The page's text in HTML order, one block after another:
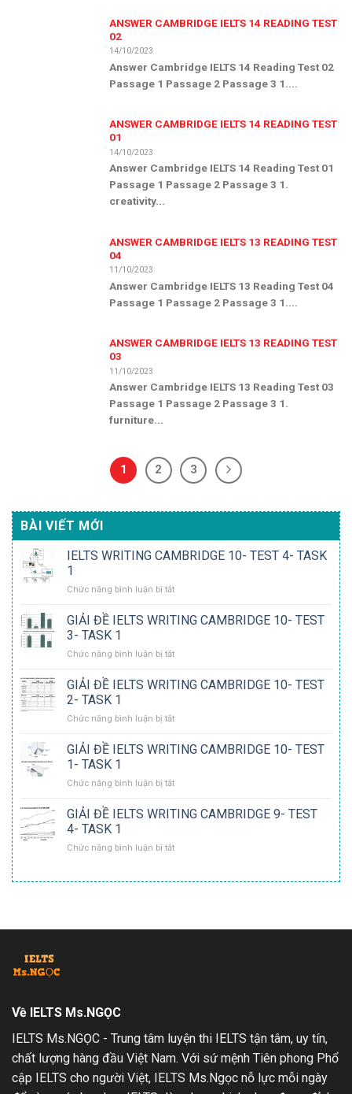
ANSWER CAMBRIDGE IELTS 14 READING TEST
02
14/10/2023
Answer Cambridge IELTS 14 Reading Test 02
Passage 1 Passage 2 Passage 3 1....
ANSWER CAMBRIDGE IELTS 14 READING TEST
01
14/10/2023
Answer Cambridge IELTS 14 Reading Test 01
Passage 1 Passage 2 Passage 3 1.
creativity...
ANSWER CAMBRIDGE IELTS 13 READING TEST
04
11/10/2023
Answer Cambridge IELTS 13 Reading Test 04
Passage 1 Passage 2 Passage 3 1....
ANSWER CAMBRIDGE IELTS 13 READING TEST
03
11/10/2023
Answer Cambridge IELTS 13 Reading Test 03
Passage 1 Passage 2 Passage 3 1.
furniture...
1 2 3
BÀI VIẾT MỚI
IELTS WRITING CAMBRIDGE 10- TEST 4- TASK
1
Chức năng bình luận bị tắtở
WRITING
TEST
TASK
GIẢI ĐỀ IELTS WRITING CAMBRIDGE 10- TEST
3- TASK 1
Chức năng bình luận bị tắtở
ĐỀ
CAMBRIDGE
TEST
1
GIẢI ĐỀ IELTS WRITING CAMBRIDGE 10- TEST
2- TASK 1
Chức năng bình luận bị tắtở
ĐỀ
CAMBRIDGE
TEST
1
GIẢI ĐỀ IELTS WRITING CAMBRIDGE 10- TEST
1- TASK 1
Chức năng bình luận bị tắtở
ĐỀ
CAMBRIDGE
GIẢI ĐỀ IELTS WRITING CAMBRIDGE 9- TEST
4- TASK 1
Chức năng bình luận bị tắtở
9-
Về IELTS Ms.NGỌC
IELTS Ms.NGỌC - Trung tâm luyện thi IELTS tận tâm, uy tín,
chất lượng hàng đầu Việt Nam. Với sứ mệnh Tiên phong Phổ
cập IELTS cho người Việt, IELTS Ms.Ngọc nỗ lực mỗi ngày